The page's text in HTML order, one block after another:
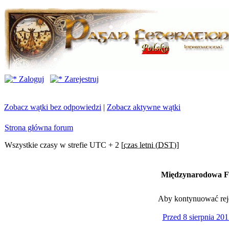
Zaloguj Zarejestruj
Zobacz wątki bez odpowiedzi | Zobacz aktywne wątki
Strona główna forum
Wszystkie czasy w strefie UTC + 2 [czas letni (DST)]
Międzynarodowa
Aby kontynuować
Przed 8 sierpnia